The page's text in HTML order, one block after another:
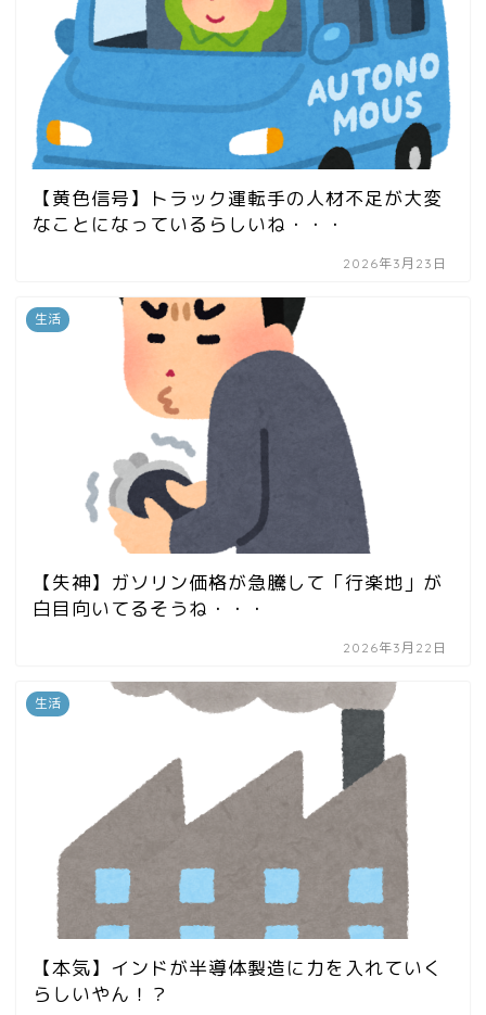
【黄色信号】トラック運転手の人材不足が大変
なことになっているらしいね・・・
2026年3月23日
生活
【失神】ガソリン価格が急騰して「行楽地」が
白目向いてるそうね・・・
2026年3月22日
生活
【本気】インドが半導体製造に力を入れていく
らしいやん！？